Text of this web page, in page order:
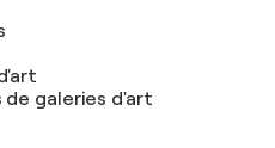
de galeries d'art